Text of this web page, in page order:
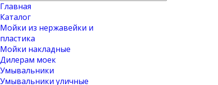
Главная
Каталог
Мойки из нержавейки и
пластика
Мойки накладные
Дилерам моек
Умывальники
Умывальники уличные